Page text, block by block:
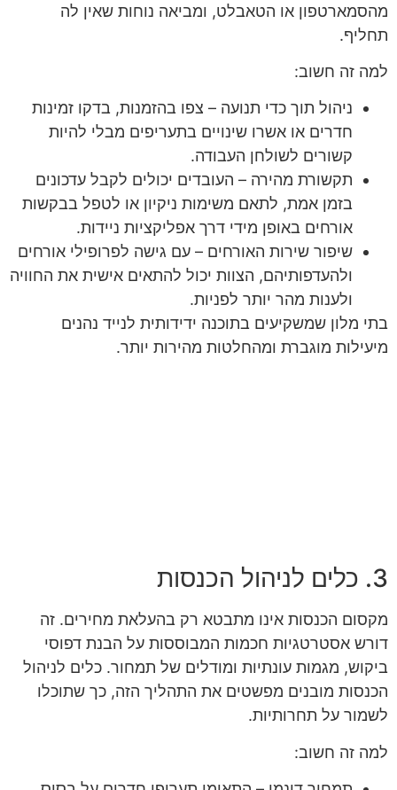
מהסמארטפון או הטאבלט, ומביאה נוחות שאין לה
תחליף.
למה זה חשוב:
ניהול תוך כדי תנועה – צפו בהזמנות, בדקו זמינות
חדרים או אשרו שינויים בתעריפים מבלי להיות
קשורים לשולחן העבודה.
תקשורת מהירה – העובדים יכולים לקבל עדכונים
בזמן אמת, לתאם משימות ניקיון או לטפל בבקשות
אורחים באופן מידי דרך אפליקציות ניידות.
שיפור שירות האורחים – עם גישה לפרופילי אורחים
ולהעדפותיהם, הצוות יכול להתאים אישית את החוויה
ולענות מהר יותר לפניות.
בתי מלון שמשקיעים בתוכנה ידידותית לנייד נהנים
מיעילות מוגברת ומהחלטות מהירות יותר.
3. כלים לניהול הכנסות
מקסום הכנסות אינו מתבטא רק בהעלאת מחירים. זה
דורש אסטרטגיות חכמות המבוססות על הבנת דפוסי
ביקוש, מגמות עונתיות ומודלים של תמחור. כלים לניהול
הכנסות מובנים מפשטים את התהליך הזה, כך שתוכלו
לשמור על תחרותיות.
למה זה חשוב: